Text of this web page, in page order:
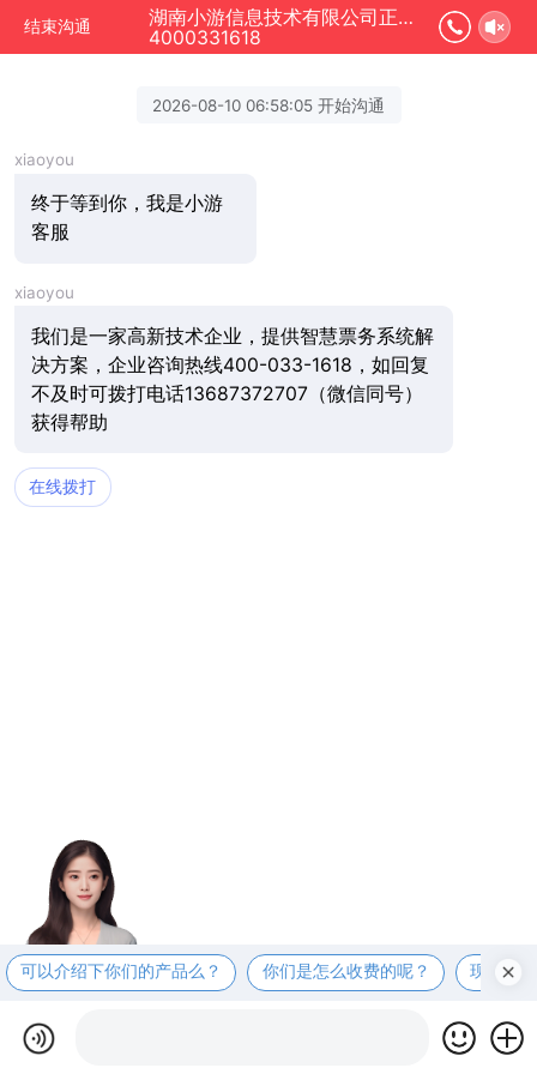
结束沟通
湖南小游信息技术有限公司正在为您服务
4000331618
2026-08-10 06:58:05 开始沟通
xiaoyou
终于等到你，我是小游
客服
xiaoyou
我们是一家高新技术企业，提供智慧票务系统解
决方案，企业咨询热线400-033-1618，如回复
不及时可拨打电话13687372707（微信同号）
获得帮助
在线拨打
可以介绍下你们的产品么？ 你们是怎么收费的呢？ 现在有